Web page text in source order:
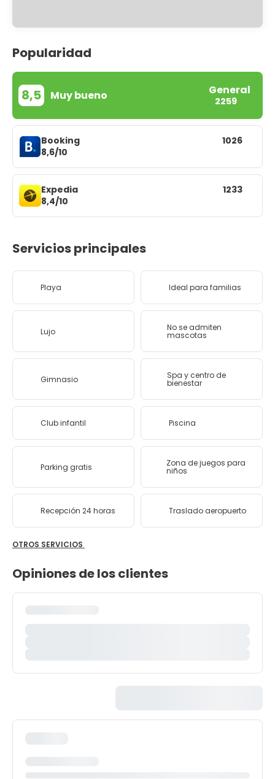
Popularidad
8,5 Muy bueno General
2259
Booking
8,6/10
1026
Expedia
8,4/10
1233
Servicios principales
Playa Ideal para familias
Lujo No se admiten
mascotas
Gimnasio Spa y centro de
bienestar
Club infantil Piscina
Parking gratis Zona de juegos para
niños
Recepción 24 horas Traslado aeropuerto
OTROS SERVICIOS
Opiniones de los clientes